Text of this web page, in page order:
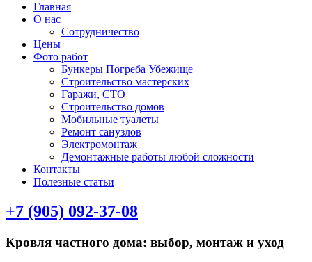
Главная
О нас
Сотрудничество
Цены
Фото работ
Бункеры Погреба Убежище
Строительство мастерских
Гаражи, СТО
Строительство домов
Мобильные туалеты
Ремонт санузлов
Электромонтаж
Демонтажные работы любой сложности
Контакты
Полезные статьи
+7 (905) 092-37-08
Кровля частного дома: выбор, монтаж и уход